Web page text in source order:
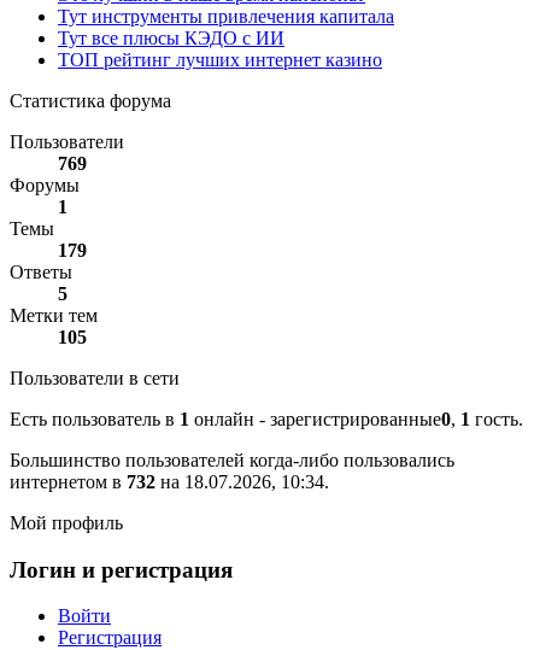
Тут инструменты привлечения капитала
Тут все плюсы КЭДО с ИИ
ТОП рейтинг лучших интернет казино
Статистика форума
Пользователи
769
Форумы
1
Темы
179
Ответы
5
Метки тем
105
Пользователи в сети
Есть пользователь в 1 онлайн - зарегистрированные0, 1 гость.
Большинство пользователей когда-либо пользовались
интернетом в 732 на 18.07.2026, 10:34.
Мой профиль
Логин и регистрация
Войти
Регистрация